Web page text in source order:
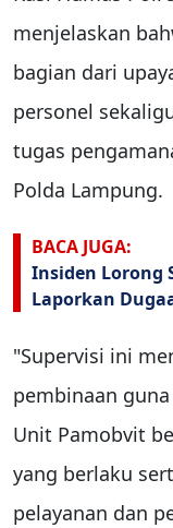
menjelaskan
bagian dari
personel
tugas
Polda Lampung.
BACA JUGA:
Insiden Lorong
Laporkan
"Supervisi ini
pembinaan
Unit Pamobvit
yang berlaku
pelayanan dan